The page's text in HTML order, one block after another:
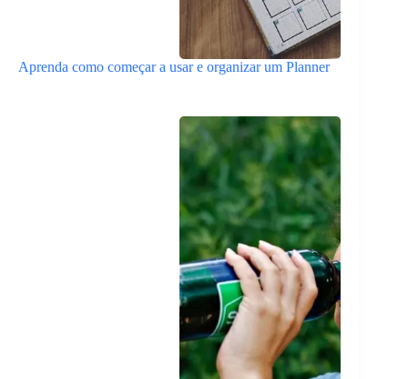
Aprenda como começar a usar e organizar um Planner